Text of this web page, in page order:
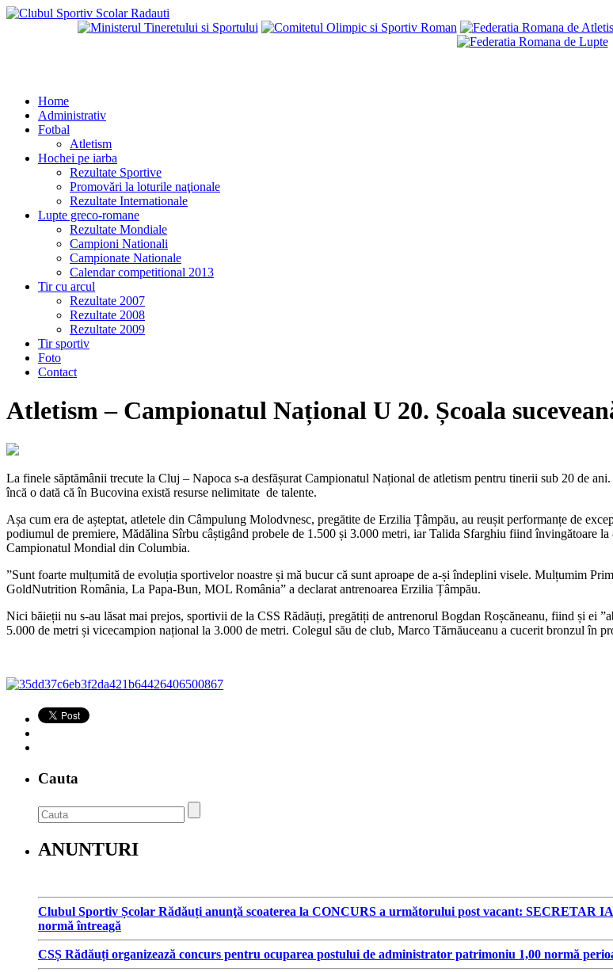
Home
Administrativ
Fotbal
Atletism
Hochei pe iarba
Rezultate Sportive
Promovări la loturile naţionale
Rezultate Internationale
Lupte greco-romane
Rezultate Mondiale
Campioni Nationali
Campionate Nationale
Calendar competitional 2013
Tir cu arcul
Rezultate 2007
Rezultate 2008
Rezultate 2009
Tir sportiv
Foto
Contact
Atletism – Campionatul Național U 20. Școala
La finele săptămânii trecute la Cluj – Napoca s-a desfășurat Campionatul Național de atletism pentru tinerii sub 20 de
încă o dată că în Bucovina există resurse nelimitate de talente.
Așa cum era de așteptat, atletele din Câmpulung Molodvnesc, pregătite de Erzilia Țâmpău, au reușit performanțe de
podiumul de premiere, Mădălina Sîrbu câștigând probele de 1.500 și 3.000 metri, iar Talida Sfarghiu fiind învingătoare
Campionatul Mondial din Columbia.
”Sunt foarte mulțumită de evoluția sportivelor noastre și mă bucur că sunt aproape de a-și îndeplini visele. Mulțumim
GoldNutrition România, La Papa-Bun, MOL România” a declarat antrenoarea Erzilia Țâmpău.
Nici băieții nu s-au lăsat mai prejos, sportivii de la CSS Rădăuți, pregătiți de antrenorul Bogdan Roșcăneanu, fiind și ei
5.000 de metri și vicecampion național la 3.000 de metri. Colegul său de club, Marco Tărnăuceanu a cucerit bronzul în
Cauta
ANUNTURI
Clubul Sportiv Școlar Rădăuți anunţă scoaterea la CONCURS a următorului post vacant: SECRETAR
normă întreagă
CSȘ Rădăuți organizează concurs pentru ocuparea postului de administrator patrimoniu 1,00 normă